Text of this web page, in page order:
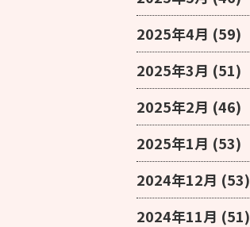
2025年4月 (59)
2025年3月 (51)
2025年2月 (46)
2025年1月 (53)
2024年12月 (53)
2024年11月 (51)